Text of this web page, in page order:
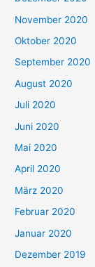
November 2020
Oktober 2020
September 2020
August 2020
Juli 2020
Juni 2020
Mai 2020
April 2020
März 2020
Februar 2020
Januar 2020
Dezember 2019